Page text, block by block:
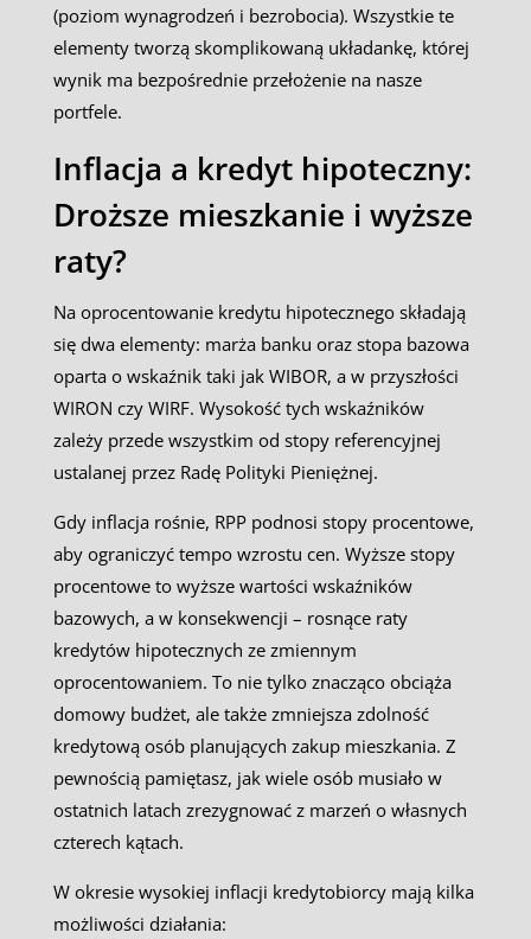
(poziom wynagrodzeń i bezrobocia). Wszystkie te
elementy tworzą skomplikowaną układankę, której
wynik ma bezpośrednie przełożenie na nasze
portfele.
Inflacja a kredyt hipoteczny:
Droższe mieszkanie i wyższe
raty?
Na oprocentowanie kredytu hipotecznego składają
się dwa elementy: marża banku oraz stopa bazowa
oparta o wskaźnik taki jak WIBOR, a w przyszłości
WIRON czy WIRF. Wysokość tych wskaźników
zależy przede wszystkim od stopy referencyjnej
ustalanej przez Radę Polityki Pieniężnej.
Gdy inflacja rośnie, RPP podnosi stopy procentowe,
aby ograniczyć tempo wzrostu cen. Wyższe stopy
procentowe to wyższe wartości wskaźników
bazowych, a w konsekwencji – rosnące raty
kredytów hipotecznych ze zmiennym
oprocentowaniem. To nie tylko znacząco obciąża
domowy budżet, ale także zmniejsza zdolność
kredytową osób planujących zakup mieszkania. Z
pewnością pamiętasz, jak wiele osób musiało w
ostatnich latach zrezygnować z marzeń o własnych
czterech kątach.
W okresie wysokiej inflacji kredytobiorcy mają kilka
możliwości działania: